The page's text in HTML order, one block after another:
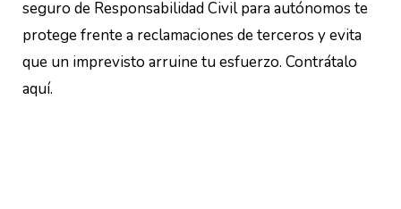
seguro de Responsabilidad Civil para autónomos te
protege frente a reclamaciones de terceros y evita
que un imprevisto arruine tu esfuerzo. Contrátalo
aquí.